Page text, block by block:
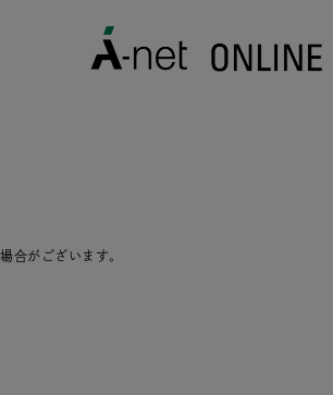
合がございます。